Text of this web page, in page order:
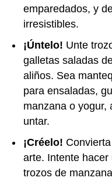
emparedados, y
irresistibles.
¡Úntelo! Unte
galletas saladas
aliños. Sea
para ensaladas,
manzana o yogur,
untar.
¡Créelo!
arte. Intente
trozos de